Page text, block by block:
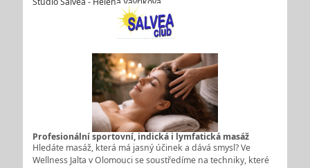
Profesionální sportovní, indická i lymfatická masáž
Hledáte masáž, která má jasný účinek a dává smysl? Ve
Wellness Jalta v Olomouci se soustředíme na techniky, které